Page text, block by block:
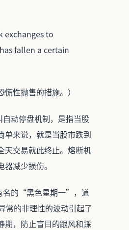
exchanges to
fallen a certain
性抛售的措施。）
动停盘机制，是指当股
单来说，就是当股市跌到
天交易就此终止。熔断机
减少损伤。
名的“黑色星期一”，道
常的非理性的波动引起了
期，防止盲目的跟风和踩